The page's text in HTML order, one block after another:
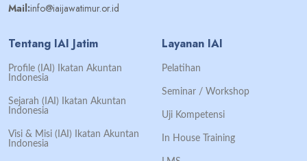
Mail:info@iaijawatimur.or.id
Tentang IAI Jatim
Profile (IAI) Ikatan Akuntan
Indonesia
Sejarah (IAI) Ikatan Akuntan
Indonesia
Visi & Misi (IAI) Ikatan Akuntan
Indonesia
Layanan IAI
Pelatihan
Seminar / Workshop
Uji Kompetensi
In House Training